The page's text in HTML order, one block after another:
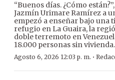
“Buenos días. ¿Cómo
Jazmín Urimare Ramírez a
empezó a enseñar bajo una
refugio en La Guaira, la
doble terremoto en
18.000 personas sin vivienda.
Agosto 6, 2026 12:03 p. m. ·